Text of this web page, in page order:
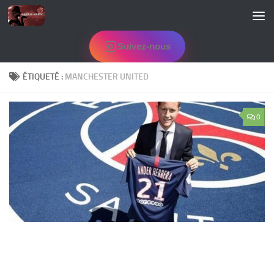
Skip to content
Suivez-nous
ÉTIQUETÉ : MANCHESTER UNITED
0